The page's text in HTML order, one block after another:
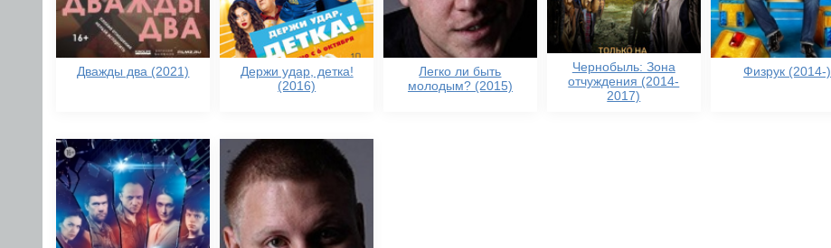
Дважды два (2021)
Держи удар, детка!
(2016)
Легко ли быть
молодым? (2015)
Чернобыль: Зона
отчуждения (2014-
2017)
Физрук (2014-)